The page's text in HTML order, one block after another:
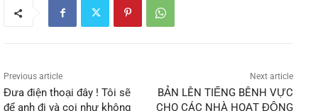
Previous article
Đưa điện thoại đây ! Tôi sẽ
để anh đi và coi như không
Next article
BẢN LÊN TIẾNG BÊNH VỰC
CHO CÁC NHÀ HOẠT ĐỘNG